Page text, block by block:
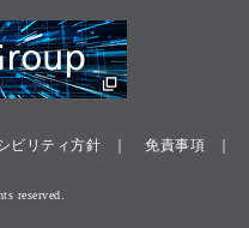
ビリティ方針 免責事項
reserved.